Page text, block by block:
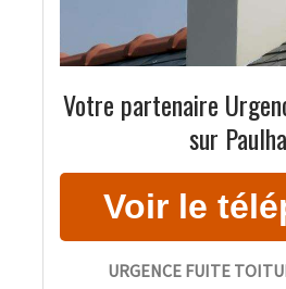
Votre partenaire
sur
URGENCE FUITE